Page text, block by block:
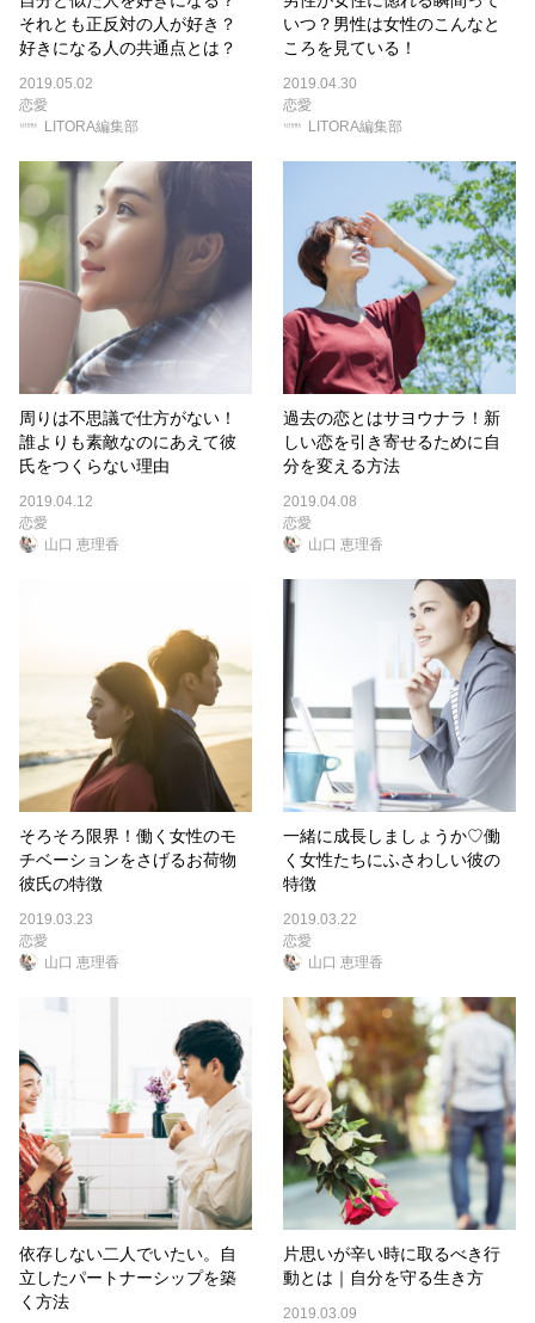
それとも正反対の人が好き？
好きになる人の共通点とは？
2019.05.02
恋愛
LITORA編集部
いつ？男性は女性のこんなと
ころを見ている！
2019.04.30
恋愛
LITORA編集部
周りは不思議で仕方がない！
誰よりも素敵なのにあえて彼
氏をつくらない理由
2019.04.12
恋愛
山口 恵理香
過去の恋とはサヨウナラ！新
しい恋を引き寄せるために自
分を変える方法
2019.04.08
恋愛
山口 恵理香
そろそろ限界！働く女性のモ
チベーションをさげるお荷物
彼氏の特徴
2019.03.23
恋愛
山口 恵理香
一緒に成長しましょうか♡働
く女性たちにふさわしい彼の
特徴
2019.03.22
恋愛
山口 恵理香
依存しない二人でいたい。自
立したパートナーシップを築
く方法
片思いが辛い時に取るべき行
動とは｜自分を守る生き方
2019.03.09